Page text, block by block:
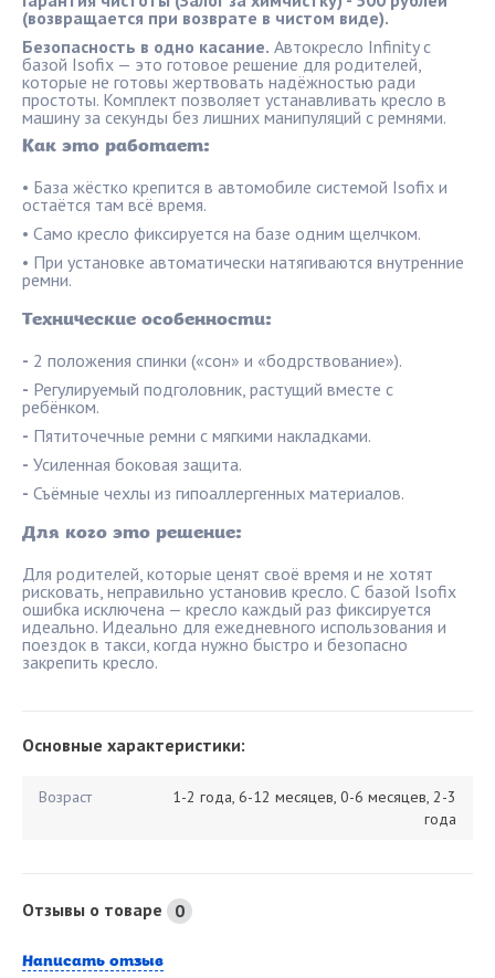
(возвращается при возврате в чистом виде).
Безопасность в одно касание. Автокресло Infinity с
базой Isofix — это готовое решение для родителей,
которые не готовы жертвовать надёжностью ради
простоты. Комплект позволяет устанавливать кресло в
машину за секунды без лишних манипуляций с ремнями.
Как это работает:
• База жёстко крепится в автомобиле системой Isofix и
остаётся там всё время.
• Само кресло фиксируется на базе одним щелчком.
• При установке автоматически натягиваются внутренние
ремни.
Технические особенности:
- 2 положения спинки («сон» и «бодрствование»).
- Регулируемый подголовник, растущий вместе с
ребёнком.
- Пятиточечные ремни с мягкими накладками.
- Усиленная боковая защита.
- Съёмные чехлы из гипоаллергенных материалов.
Для кого это решение:
Для родителей, которые ценят своё время и не хотят
рисковать, неправильно установив кресло. С базой Isofix
ошибка исключена — кресло каждый раз фиксируется
идеально. Идеально для ежедневного использования и
поездок в такси, когда нужно быстро и безопасно
закрепить кресло.
Основные характеристики:
Возраст
1-2 года, 6-12 месяцев, 0-6 месяцев, 2-3
года
Отзывы о товаре 0
Написать отзыв